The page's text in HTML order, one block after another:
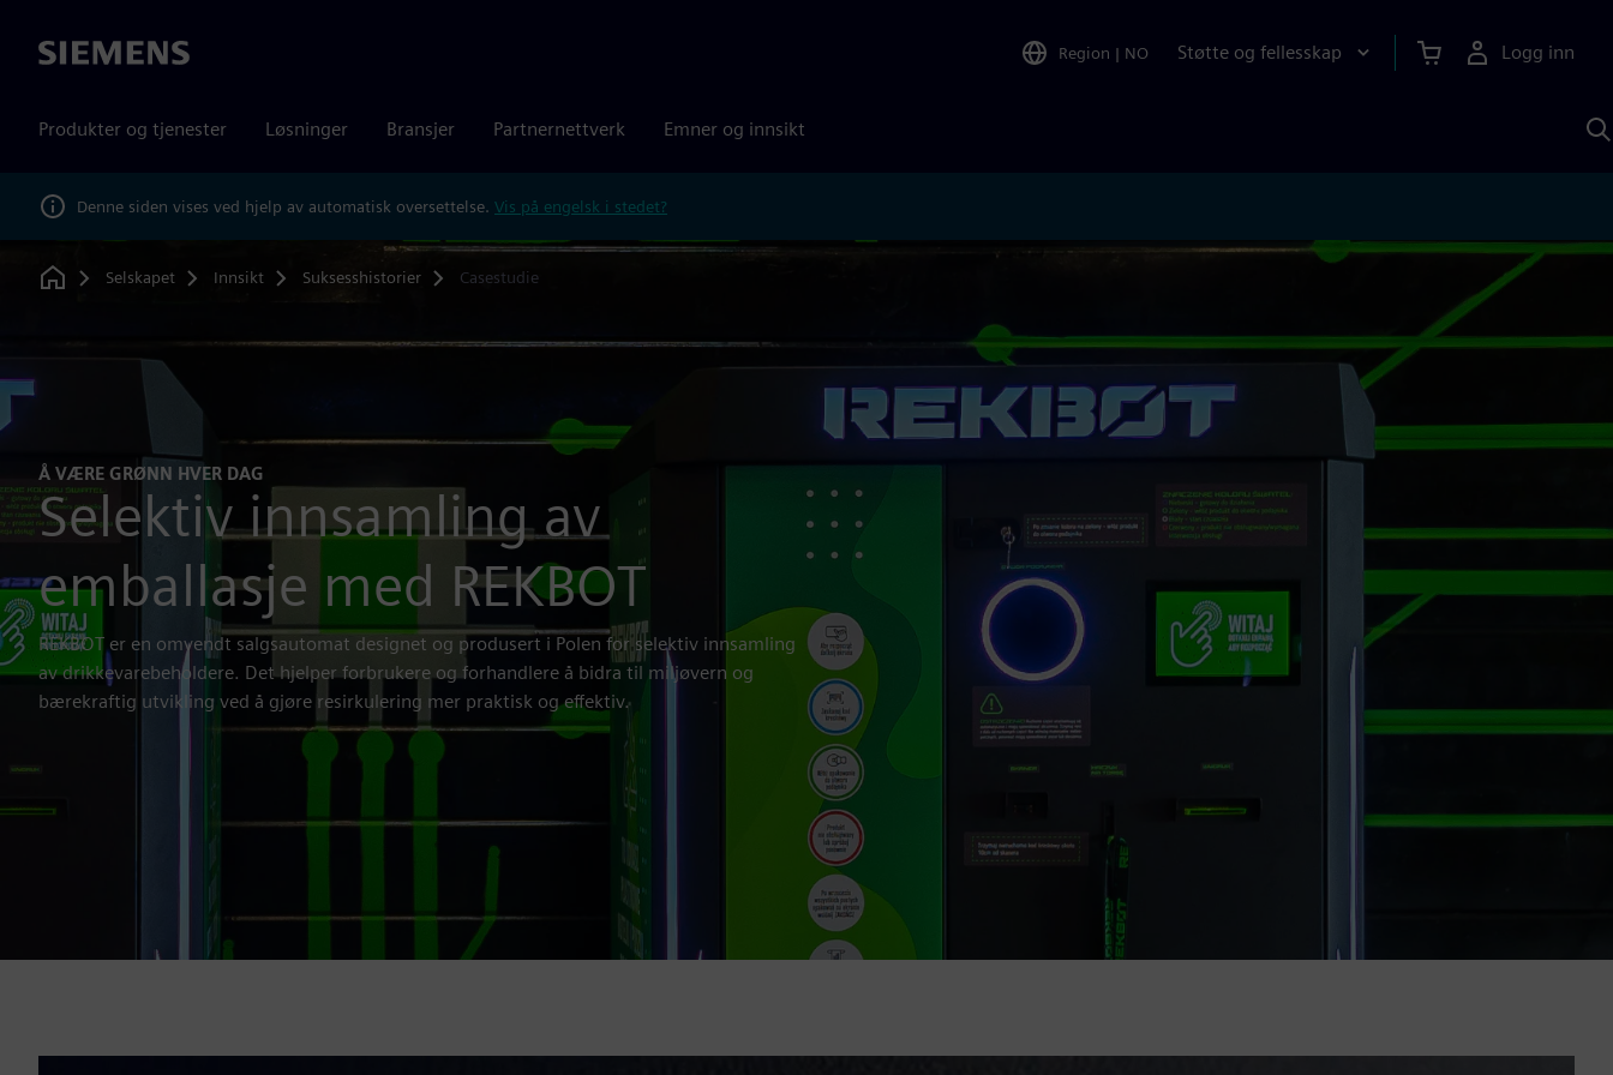
Siemens Region | NO Støtte og fellesskap Logg inn
Produkter og tjenester Løsninger Bransjer Partnernettverk Emner og innsikt
Denne siden vises ved hjelp av automatisk oversettelse. Vis på engelsk i stedet?
Home
Selskapet Innsikt Suksesshistorier Casestudie
Å VÆRE GRØNN HVER DAG
Selektiv innsamling av
emballasje med REKBOT
REKBOT er en omvendt salgsautomat designet og produsert i Polen for selektiv innsamling
av drikkevarebeholdere. Det hjelper forbrukere og forhandlere å bidra til miljøvern og
bærekraftig utvikling ved å gjøre resirkulering mer praktisk og effektiv.